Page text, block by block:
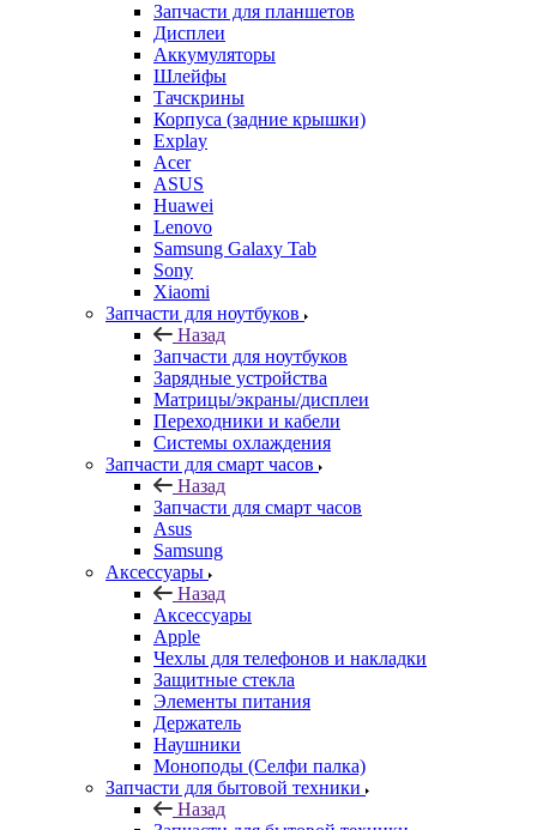
Запчасти для планшетов
Дисплеи
Аккумуляторы
Шлейфы
Тачскрины
Корпуса (задние крышки)
Explay
Acer
ASUS
Huawei
Lenovo
Samsung Galaxy Tab
Sony
Xiaomi
Запчасти для ноутбуков
Назад
Запчасти для ноутбуков
Зарядные устройства
Матрицы/экраны/дисплеи
Переходники и кабели
Системы охлаждения
Запчасти для смарт часов
Назад
Запчасти для смарт часов
Asus
Samsung
Аксессуары
Назад
Аксессуары
Apple
Чехлы для телефонов и накладки
Защитные стекла
Элементы питания
Держатель
Наушники
Моноподы (Селфи палка)
Запчасти для бытовой техники
Назад